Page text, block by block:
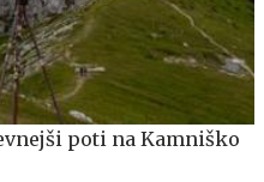
poti na Kamniško